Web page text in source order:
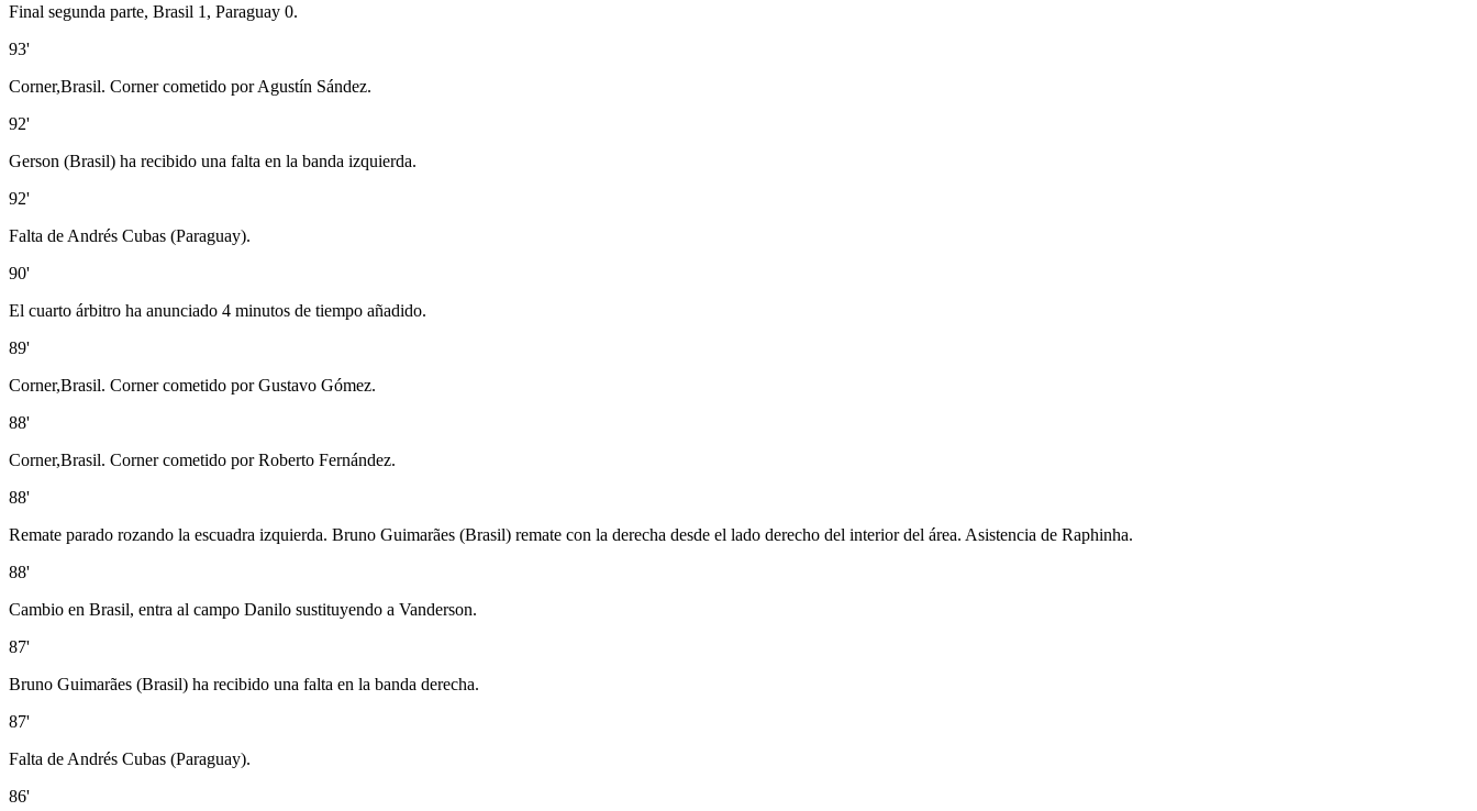
Final segunda parte, Brasil 1, Paraguay 0.
93'
Corner,Brasil. Corner cometido por Agustín Sández.
92'
Gerson (Brasil) ha recibido una falta en la banda izquierda.
92'
Falta de Andrés Cubas (Paraguay).
90'
El cuarto árbitro ha anunciado 4 minutos de tiempo añadido.
89'
Corner,Brasil. Corner cometido por Gustavo Gómez.
88'
Corner,Brasil. Corner cometido por Roberto Fernández.
88'
Remate parado rozando la escuadra izquierda. Bruno Guimarães (Brasil) remate con la derecha desde el lado derecho del interior del área. Asistencia de Raphinha.
88'
Cambio en Brasil, entra al campo Danilo sustituyendo a Vanderson.
87'
Bruno Guimarães (Brasil) ha recibido una falta en la banda derecha.
87'
Falta de Andrés Cubas (Paraguay).
86'